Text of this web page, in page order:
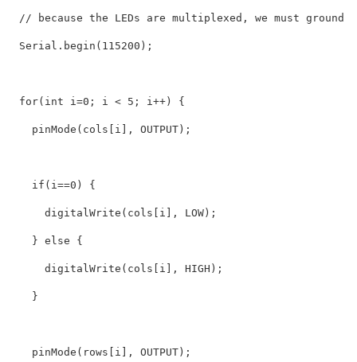
// because the LEDs are multiplexed, we must ground
Serial . begin ( 115200 );
for( int i =0 ; i < 5 ; i ++) {
pinMode ( cols [ i ], OUTPUT);
if ( i ==0 ) {
digitalWrite ( cols [ i ], LOW);
} else {
digitalWrite ( cols [ i ], HIGH );
}
pinMode ( rows [ i ], OUTPUT);